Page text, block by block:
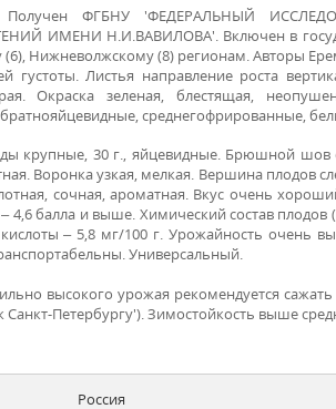
ФГБНУ 'ФЕДЕРАЛЬНЫЙ
ИМЕНИ Н.И.ВАВИЛОВА'. Включен в
(6), Нижневолжскому (8) регионам. Авторы
густоты. Листья направление роста
Окраска зеленая, блестящая,
среднегофрированные,
крупные, 30 г., яйцевидные. Брюшной
Воронка узкая, мелкая. Вершина плодов
сочная, ароматная. Вкус очень
4,6 балла и выше. Химический состав
– 5,8 мг/100 г. Урожайность очень
Универсальный.
высокого урожая рекомендуется
Петербургу'). Зимостойкость выше
Россия